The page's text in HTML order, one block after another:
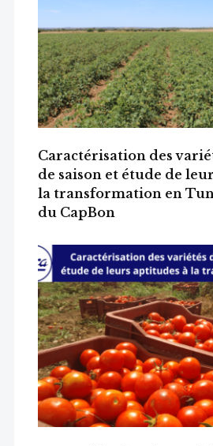
Caractérisation des
de saison et étude de
la transformation en
du CapBon